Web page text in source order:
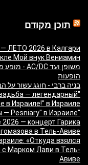
תוכן מקודם
— ЛЕТО 2026 в Калгари
Мой внук Вениамин
הופעות
בניה ברבי - חוגג עשור על הבמות! 2026 - כרטיסים
— легендарный
в Израиле!" в Израиле
"Песняры — Pesniary" в Израиле
— концерт Гарика
в Тель-Авиве
«Откуда взялся
Марком Лави в Тель-
Авиве